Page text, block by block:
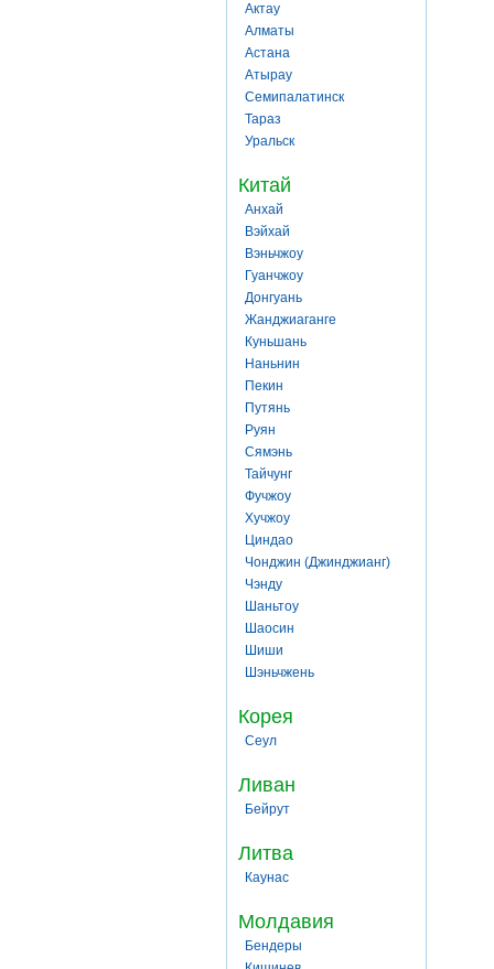
Актау
Алматы
Астана
Атырау
Семипалатинск
Тараз
Уральск
Китай
Анхай
Вэйхай
Вэньчжоу
Гуанчжоу
Донгуань
Жанджиаганге
Куньшань
Наньнин
Пекин
Путянь
Руян
Сямэнь
Тайчунг
Фучжоу
Хучжоу
Циндао
Чонджин (Джинджианг)
Чэнду
Шаньтоу
Шаосин
Шиши
Шэньчжень
Корея
Сеул
Ливан
Бейрут
Литва
Каунас
Молдавия
Бендеры